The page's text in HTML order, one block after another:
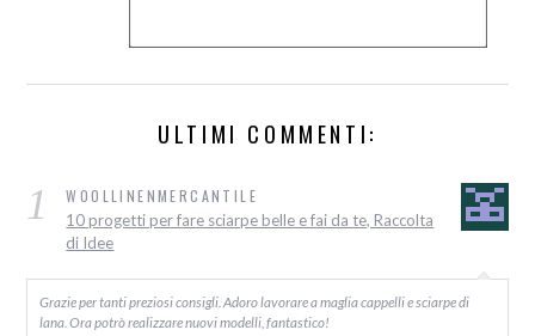
ULTIMI COMMENTI:
1 WOOLLINENMERCANTILE
10 progetti per fare sciarpe belle e fai da te, Raccolta
di Idee
Grazie per tanti preziosi consigli. Adoro lavorare a maglia cappelli e sciarpe di
lana. Ora potrò realizzare nuovi modelli, fantastico!